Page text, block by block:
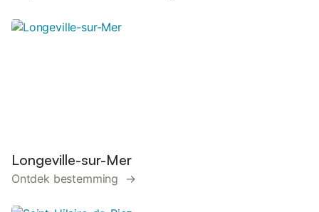
Longeville-sur-Mer
Ontdek bestemming →